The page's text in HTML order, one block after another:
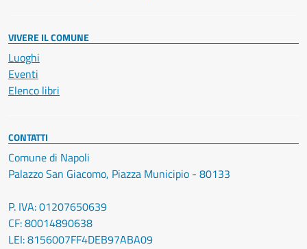
VIVERE IL COMUNE
Luoghi
Eventi
Elenco libri
CONTATTI
Comune di Napoli
Palazzo San Giacomo, Piazza Municipio - 80133
P. IVA: 01207650639
CF: 80014890638
LEI: 8156007FF4DEB97ABA09